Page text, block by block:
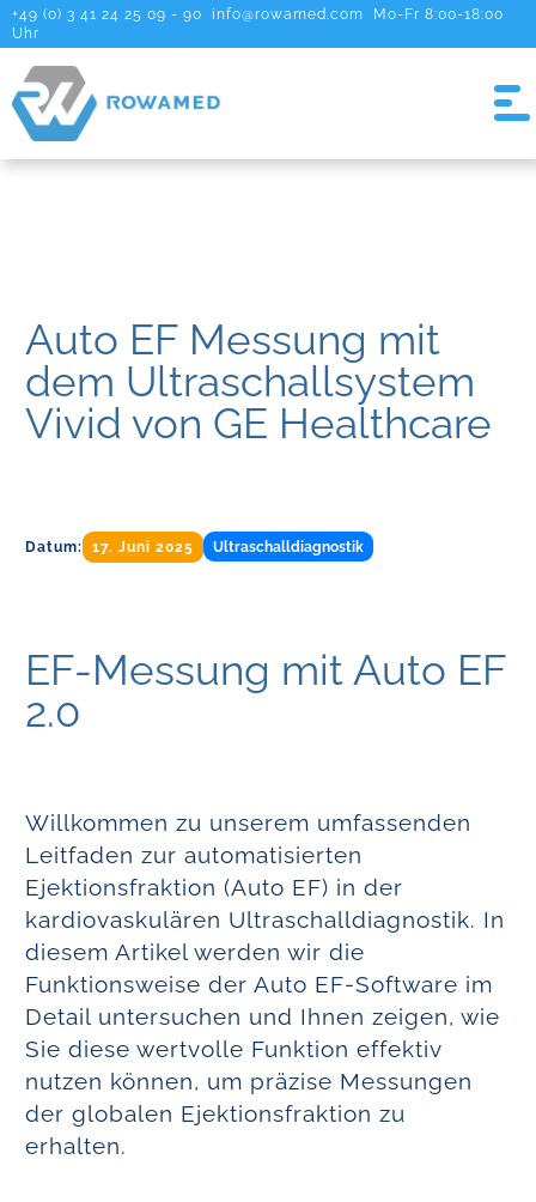
+49 (0) 3 41 24 25 09 - 90 info@rowamed.com
Mo-Fr 8:00-18:00
Uhr
Auto EF Messung mit
dem Ultraschallsystem
Vivid von GE Healthcare
Datum: 17. Juni 2025 Ultraschalldiagnostik
EF-Messung mit Auto EF
2.0
Willkommen zu unserem umfassenden
Leitfaden zur automatisierten
Ejektionsfraktion (Auto EF) in der
kardiovaskulären Ultraschalldiagnostik. In
diesem Artikel werden wir die
Funktionsweise der Auto EF-Software im
Detail untersuchen und Ihnen zeigen, wie
Sie diese wertvolle Funktion effektiv
nutzen können, um präzise Messungen
der globalen Ejektionsfraktion zu
erhalten.